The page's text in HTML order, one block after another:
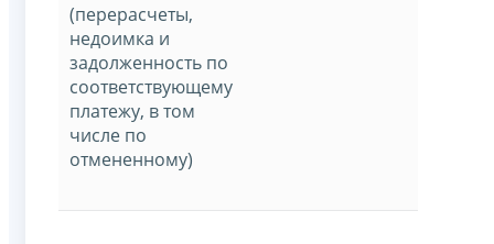
(перерасчеты,
недоимка и
задолженность по
соответствующему
платежу, в том
числе по
отмененному)